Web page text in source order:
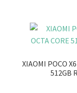
XIAOMI POCO
512GB